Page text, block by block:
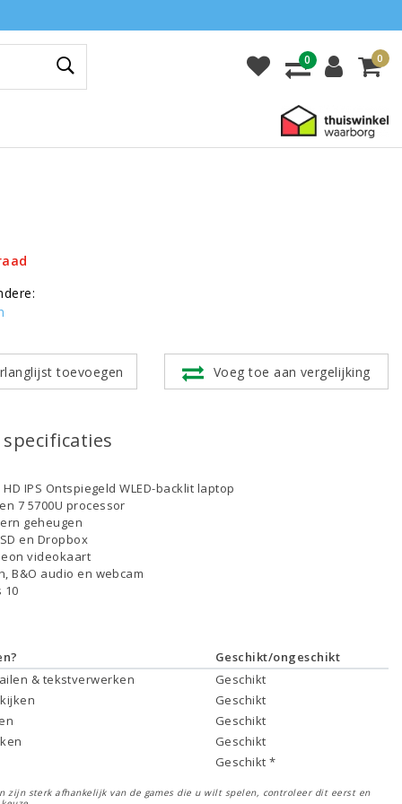
0 0
toevoegen Voeg toe aan vergelijking
HD IPS Ontspiegeld WLED-backlit laptop
7 5700U processor
geheugen
en Dropbox
videokaart
B&O audio en webcam
10
Geschikt/ongeschikt
& tekstverwerken
Geschikt
Geschikt
Geschikt
Geschikt
Geschikt *
zijn sterk afhankelijk van de games die u wilt spelen, controleer dit eerst en